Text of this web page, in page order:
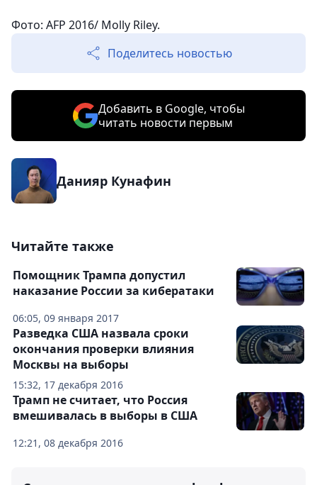
Фото: AFP 2016/ Molly Riley.
Поделитесь новостью
Добавить в Google, чтобы
читать новости первым
Данияр Кунафин
Читайте также
06:05, 09 января 2017
Помощник Трампа допустил
наказание России за кибератаки
15:32, 17 декабря 2016
Разведка США назвала сроки
окончания проверки влияния
Москвы на выборы
12:21, 08 декабря 2016
Трамп не считает, что Россия
вмешивалась в выборы в США